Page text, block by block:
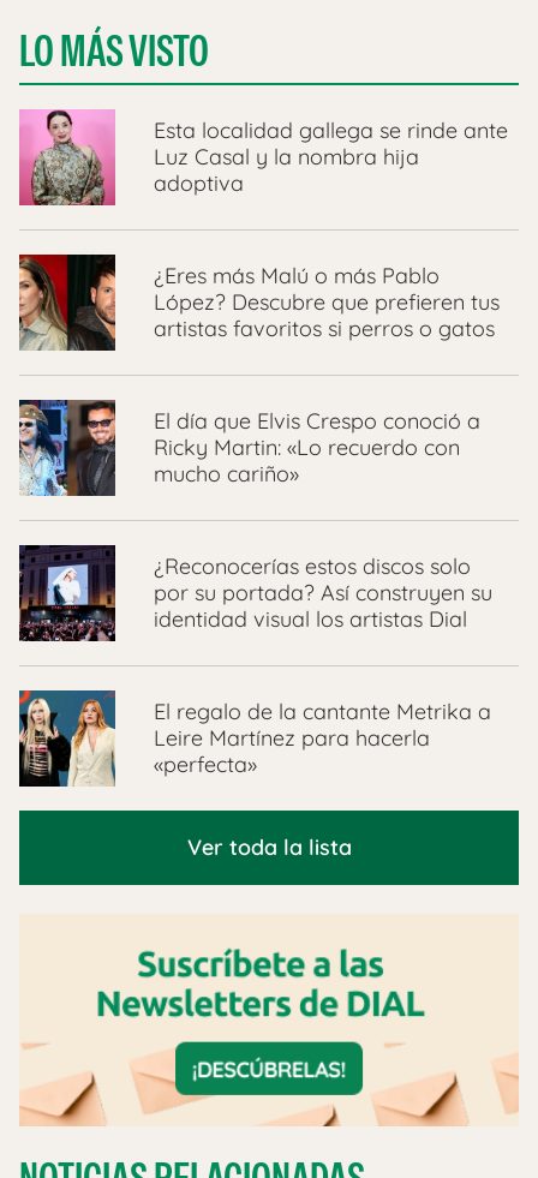
LO MÁS VISTO
Esta localidad gallega se rinde ante
Luz Casal y la nombra hija
adoptiva
¿Eres más Malú o más Pablo
López? Descubre que prefieren tus
artistas favoritos si perros o gatos
El día que Elvis Crespo conoció a
Ricky Martin: «Lo recuerdo con
mucho cariño»
¿Reconocerías estos discos solo
por su portada? Así construyen su
identidad visual los artistas Dial
El regalo de la cantante Metrika a
Leire Martínez para hacerla
«perfecta»
Ver toda la lista